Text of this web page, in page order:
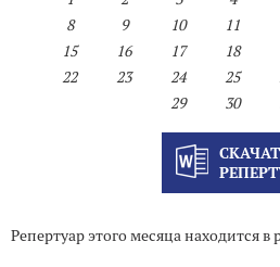
8
9 10 11
15
16 17 18
22
23 24 25
29
30
Репертуар этого месяца находится в